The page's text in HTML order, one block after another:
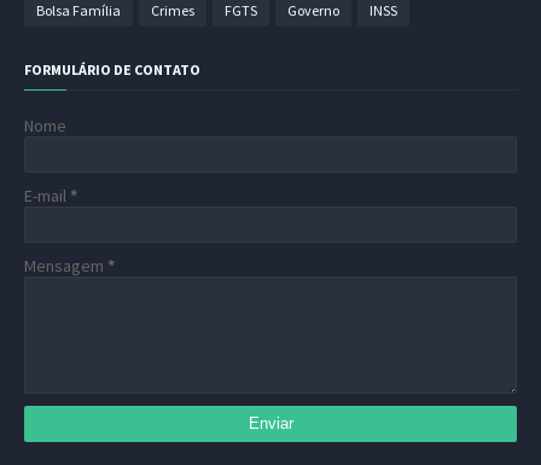
Bolsa Família Crimes FGTS Governo INSS
FORMULÁRIO DE CONTATO
Nome
E-mail *
Mensagem *